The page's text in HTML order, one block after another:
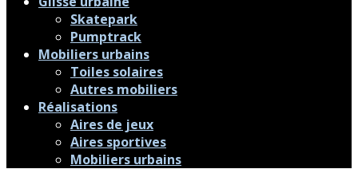
Skatepark
Pumptrack
Mobiliers urbains
Toiles solaires
Autres mobiliers
Réalisations
Aires de jeux
Aires sportives
Mobiliers urbains